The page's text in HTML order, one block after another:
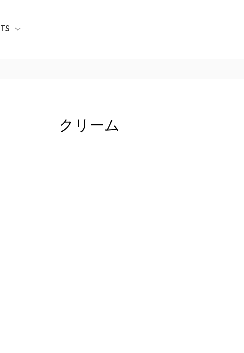
クリーム